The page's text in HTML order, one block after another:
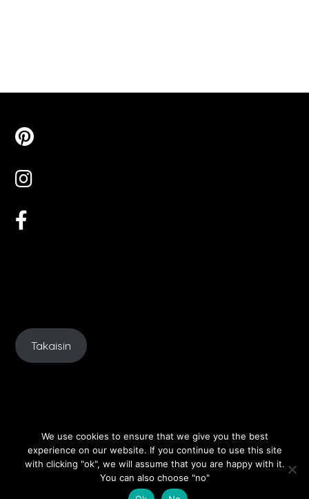
sivulla.
sivulla.
Takaisin
| Built using WordPress and
We use cookies to ensure that we give you the best
experience on our website. If you continue to use this site
with clicking "ok", we will assume that you are happy with it.
You can also choose "no"